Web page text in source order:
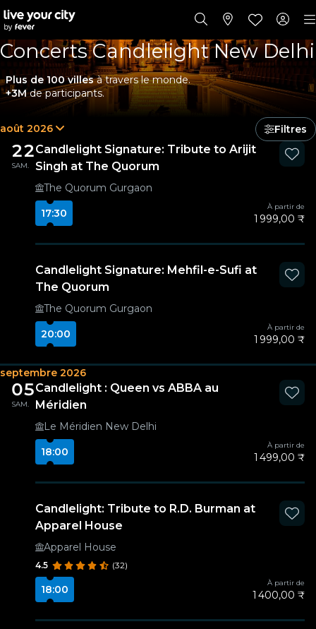
Concerts Candlelight New Delhi
Plus de 100 villesà travers le monde.
+3Mde participants.
août 2026 Filtres
22
SAM.
Candlelight Signature: Tribute to Arijit
Singh at The Quorum
The Quorum Gurgaon
17:30
À partir de
1 999,00 ₹
Candlelight Signature: Mehfil-e-Sufi at
The Quorum
The Quorum Gurgaon
20:00
À partir de
1 999,00 ₹
septembre 2026
05
SAM.
Candlelight : Queen vs ABBA au
Méridien
Le Méridien New Delhi
18:00
À partir de
1 499,00 ₹
Candlelight: Tribute to R.D. Burman at
Apparel House
Apparel House
4.5 (32)
18:00
À partir de
1 400,00 ₹